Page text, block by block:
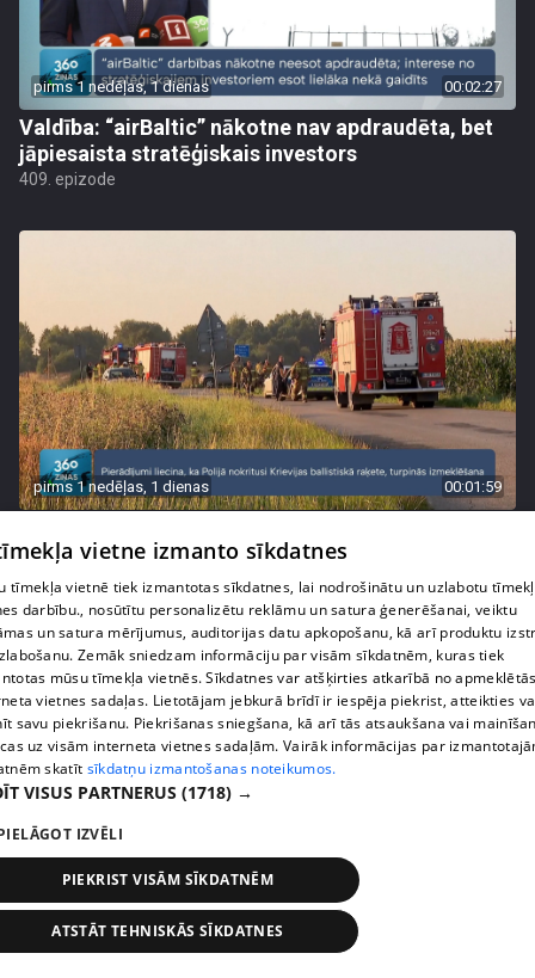
pirms 1 nedēļas, 1 dienas 00:02:27
Valdība: “airBaltic” nākotne nav apdraudēta, bet
jāpiesaista stratēģiskais investors
409. epizode
pirms 1 nedēļas, 1 dienas 00:01:59
409. epizode
pirms 1 nedēļas, 1 dienas
Ukrainā piedzīvots viens no pēdējā laika
lielākajiem Krievijas uzbrukumiem
409. epizode
vietne izmanto sīkdatnes
tīmekļa vietnē tiek izmantotas sīkdatnes, lai nodrošinātu un uzlabotu
darbību., nosūtītu personalizētu reklāmu un satura ģenerēšanai, veiktu
un satura mērījumus, auditorijas datu apkopošanu, kā arī produktu
Zemāk sniedzam informāciju par visām sīkdatnēm, kuras tiek
mūsu tīmekļa vietnēs. Sīkdatnes var atšķirties atkarībā no
vietnes sadaļas. Lietotājam jebkurā brīdī ir iespēja piekrist, atteikties
savu piekrišanu. Piekrišanas sniegšana, kā arī tās atsaukšana vai
uz visām interneta vietnes sadaļām. Vairāk informācijas par
skatīt sīkdatņu izmantošanas noteikumos.
VISUS PARTNERUS (1718) →
IZVĒLI
PIEKRIST VISĀM SĪKDATNĒM
ATSTĀT TEHNISKĀS SĪKDATNES